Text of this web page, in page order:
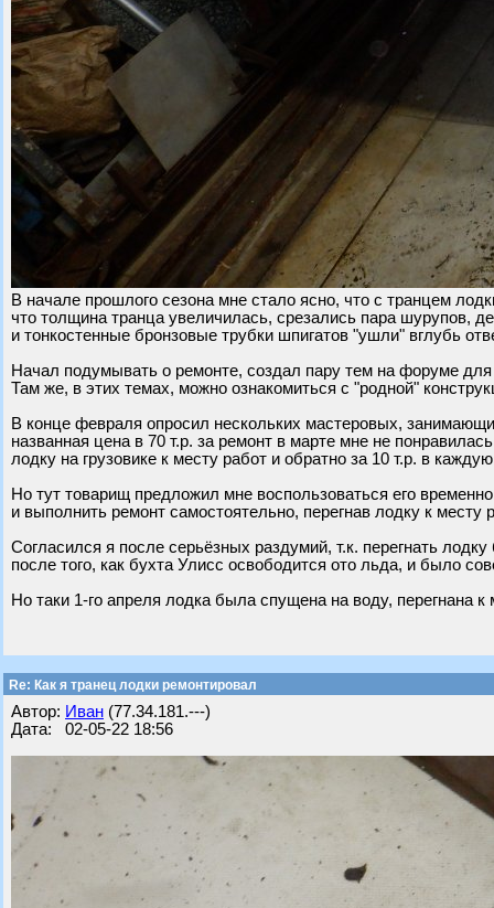
В начале прошлого сезона мне стало ясно, что с транцем
что толщина транца увеличилась, срезались пара шурупов,
и тонкостенные бронзовые трубки шпигатов "ушли" вглубь
Начал подумывать о ремонте, создал пару тем на форуме
Там же, в этих темах, можно ознакомиться с "родной"
В конце февраля опросил нескольких мастеровых,
названная цена в 70 т.р. за ремонт в марте мне не
лодку на грузовике к месту работ и обратно за 10 т.р. в
Но тут товарищ предложил мне воспользоваться его
и выполнить ремонт самостоятельно, перегнав лодку к месту
Согласился я после серьёзных раздумий, т.к. перегнать
после того, как бухта Улисс освободится ото льда, и было
Но таки 1-го апреля лодка была спущена на воду, перегнана
Re: Как я транец лодки ремонтировал
Автор: Иван (77.34.181.---)
Дата: 02-05-22 18:56